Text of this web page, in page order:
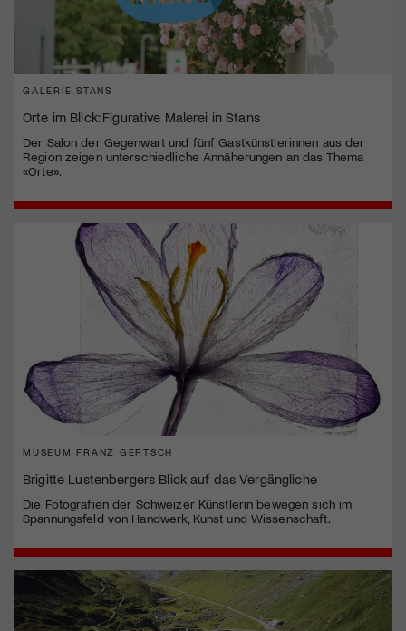
GALERIE STANS
Orte im Blick: Figurative Malerei in Stans
Der Salon der Gegenwart und fünf Gastkünstlerinnen aus der
Region zeigen unterschiedliche Annäherungen an das Thema
«Orte».
MUSEUM FRANZ GERTSCH
Brigitte Lustenbergers Blick auf das Vergängliche
Die Fotografien der Schweizer Künstlerin bewegen sich im
Spannungsfeld von Handwerk, Kunst und Wissenschaft.